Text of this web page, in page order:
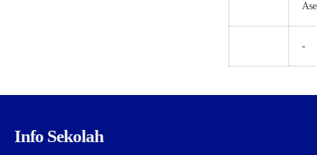
-
Info Sekolah